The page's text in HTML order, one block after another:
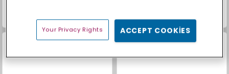
Motosikletli Atlayış Vahşi Batı Haydutları
Your Privacy Rights ACCEPT COOKIES